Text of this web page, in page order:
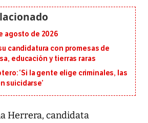
agosto de 2026
candidatura con promesas de
educación y tierras raras
‘Si la gente elige criminales, las
suicidarse’
Herrera, candidata